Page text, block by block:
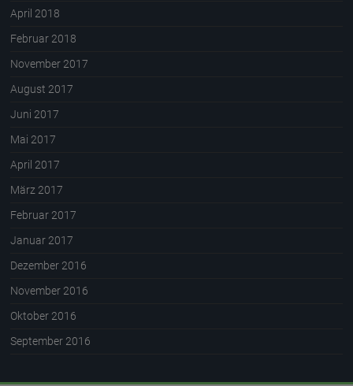
April 2018
Februar 2018
November 2017
August 2017
Juni 2017
Mai 2017
April 2017
März 2017
Februar 2017
Januar 2017
Dezember 2016
November 2016
Oktober 2016
September 2016